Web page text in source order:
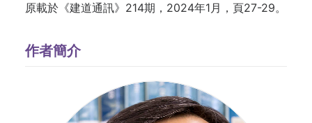
原載於《建道通訊》214期，2024年1月，頁27-29。
作者簡介